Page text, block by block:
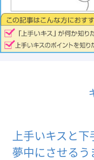
上手いキスと
夢中にさせる